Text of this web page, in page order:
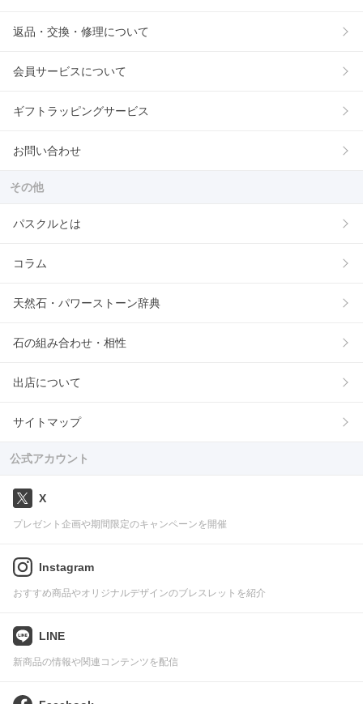
返品・交換・修理について
会員サービスについて
ギフトラッピングサービス
お問い合わせ
その他
パスクルとは
コラム
天然石・パワーストーン辞典
石の組み合わせ・相性
出店について
サイトマップ
公式アカウント
X
プレゼント企画や期間限定のキャンペーンを開催
Instagram
おすすめ商品やオリジナルデザインのブレスレットを紹介
LINE
新商品の情報や関連コンテンツを配信